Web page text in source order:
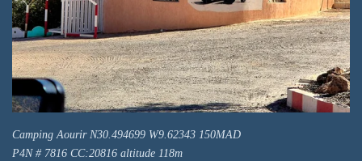
Camping Aourir N30.494699 W9.62343 150MAD
P4N # 7816 CC:20816 altitude 118m